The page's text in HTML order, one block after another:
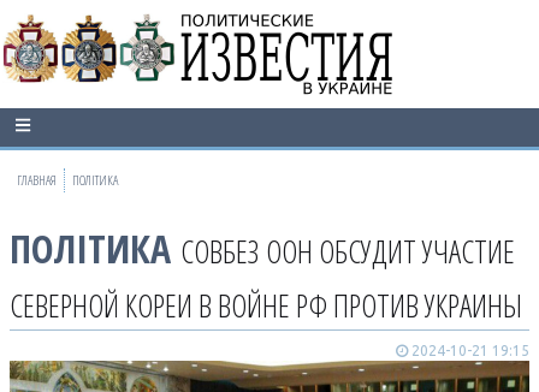
ГЛАВНАЯ ПОЛІТИКА
ПОЛІТИКА СОВБЕЗ ООН ОБСУДИТ УЧАСТИЕ
СЕВЕРНОЙ КОРЕИ В ВОЙНЕ РФ ПРОТИВ УКРАИНЫ
2024-10-21 19:15